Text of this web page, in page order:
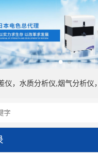
仪，水质分析仪,烟气分析仪，